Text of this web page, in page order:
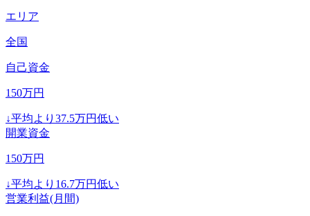
エリア
全国
自己資金
150万円
↓平均より 37.5万円低い
開業資金
150万円
↓平均より 16.7万円低い
営業利益(月間)